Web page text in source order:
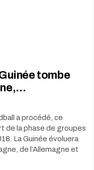
tombe
a procédé, ce
de la phase de groupes
La Guinée évoluera
de l’Allemagne et